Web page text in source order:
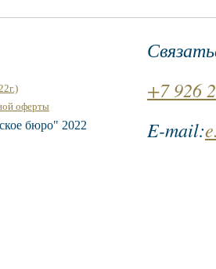
оферты
бюро" 2022
+7 926
E-mail: